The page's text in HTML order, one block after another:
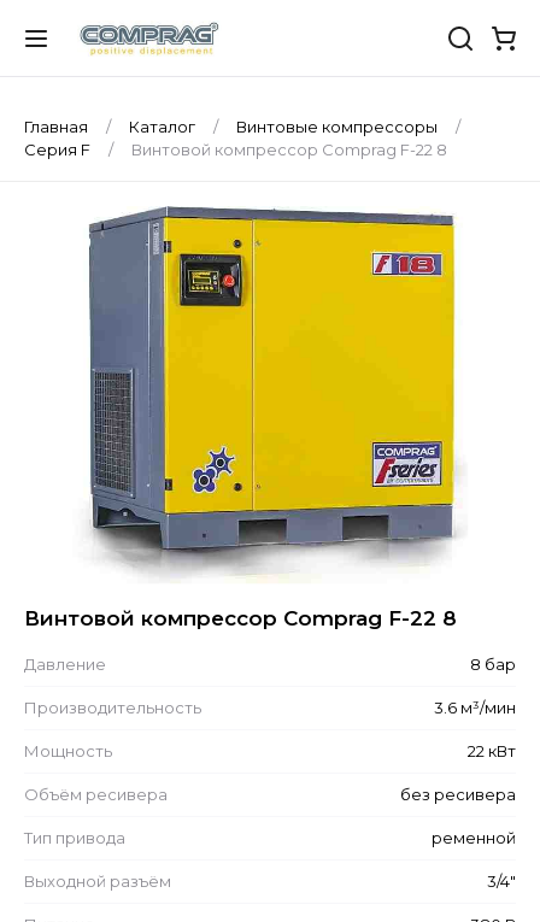
Главная Каталог
Винтовые компрессоры
Серия F
Винтовой компрессор Comprag F-22 8
Винтовой компрессор Comprag F-22 8
Давление 8 бар
Производительность 3.6 м³/мин
Мощность 22 кВт
Объём ресивера без ресивера
Тип привода ременной
Выходной разъём 3/4"